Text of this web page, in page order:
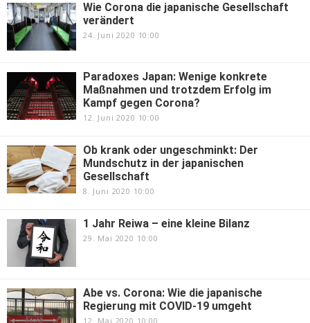
Wie Corona die japanische Gesellschaft
verändert
24. Juni 2020 10:00
Paradoxes Japan: Wenige konkrete
Maßnahmen und trotzdem Erfolg im
Kampf gegen Corona?
12. Juni 2020 10:00
Ob krank oder ungeschminkt: Der
Mundschutz in der japanischen
Gesellschaft
8. Juni 2020 10:00
1 Jahr Reiwa – eine kleine Bilanz
29. Mai 2020 10:00
Abe vs. Corona: Wie die japanische
Regierung mit COVID-19 umgeht
12. Mai 2020 10:00